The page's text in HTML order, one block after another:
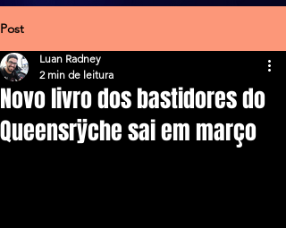
Post
Novo livro dos bastidores do
Queensrÿche sai em março
Luan Radney
2 min de leitura